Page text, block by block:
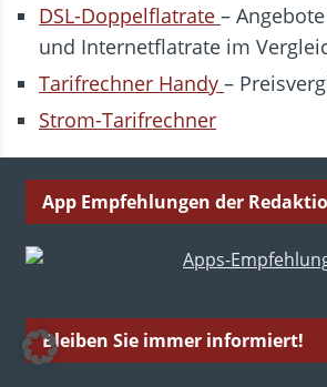
DSL-Doppelflatrate –
und Internetflatrate im
Tarifrechner Handy –
Strom-Tarifrechner
App Empfehlungen der
Bleiben Sie immer informiert!